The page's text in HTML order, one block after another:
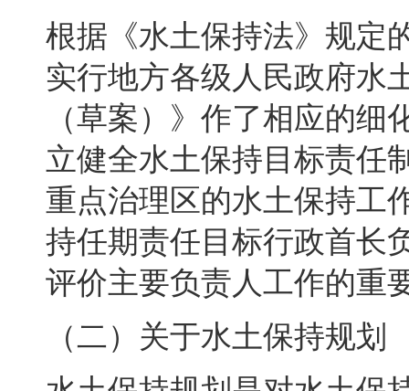
根据《水土保持法》规定
实行地方各级人民政府水
（草案）》作了相应的
立健全水土保持目标责任
重点治理区的水土保持工
持任期责任目标行政首长
评价主要负责人工作的重
（二）关于水土保持规划